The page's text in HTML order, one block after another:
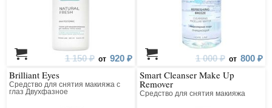
1 150 ₽ от 920 ₽ 1 000 ₽ от 800 ₽
Brilliant Eyes
Средство для снятия макияжа с
глаз Двухфазное
Smart Cleanser Make Up
Remover
Средство для снятия макияжа